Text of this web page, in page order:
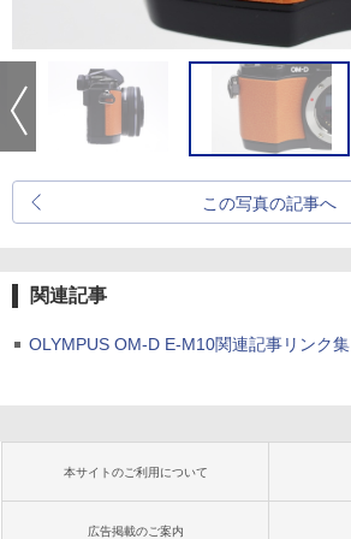
この写真の記事へ
関連記事
OLYMPUS OM-D E-M10関連記事リンク集
本サイトのご利用について
広告掲載のご案内